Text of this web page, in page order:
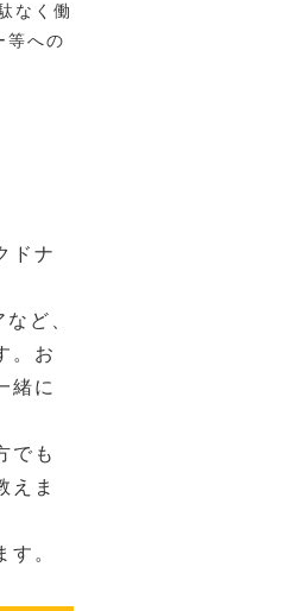
なく働
等への
ドナ
ど、
。お
緒に
でも
えま
す。